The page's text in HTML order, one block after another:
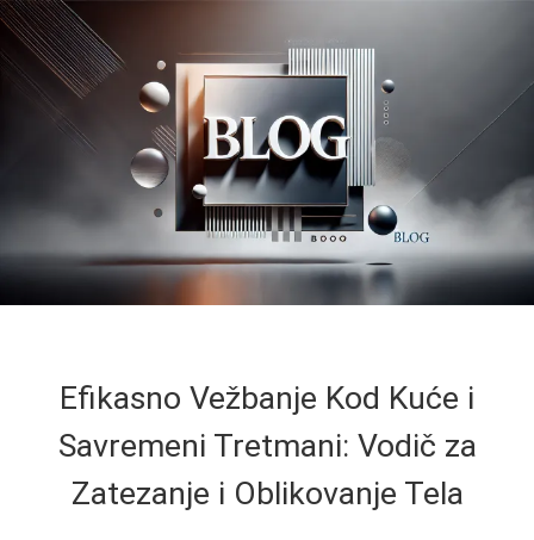
Efikasno Vežbanje Kod Kuće i
Savremeni Tretmani: Vodič za
Zatezanje i Oblikovanje Tela